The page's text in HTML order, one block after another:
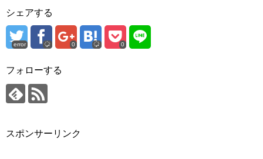
シェアする
error 0 0
フォローする
スポンサーリンク